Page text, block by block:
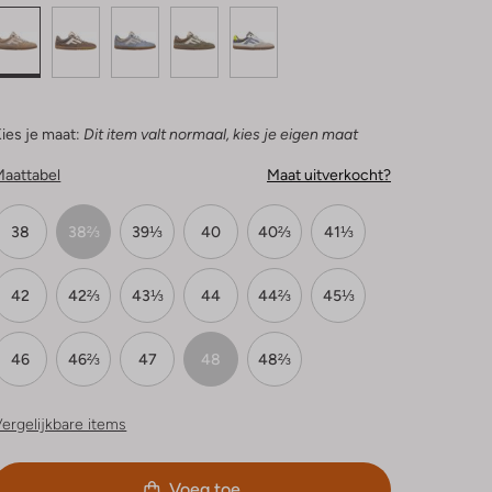
je maat: Dit item valt normaal, kies je eigen maat
Maat uitverkocht?
38 38⅔ 39⅓ 40 40⅔ 41⅓
42 42⅔ 43⅓ 44 44⅔ 45⅓
46 46⅔ 47 48 48⅔
items